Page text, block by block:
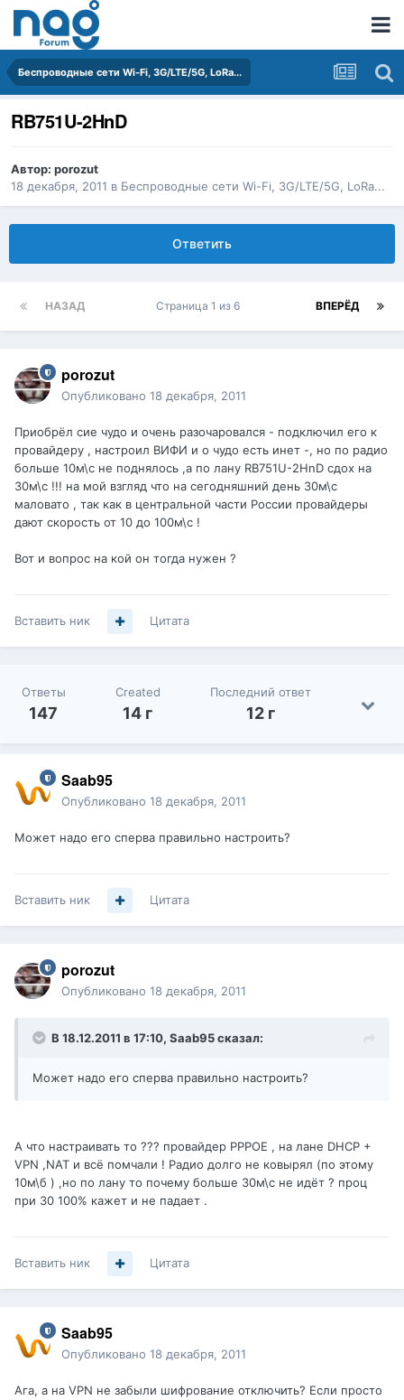
Беспроводные сети Wi-Fi, 3G/LTE/5G, LoRa...
RB751U-2HnD
Автор: porozut
18 декабря, 2011 в Беспроводные сети Wi-Fi, 3G/LTE/5G, LoRa...
Ответить
НАЗАД ВПЕРЁД
Страница 1 из 6
porozut
Опубликовано 18 декабря, 2011
Приобрёл сие чудо и очень разочаровался - подключил его к
провайдеру , настроил ВИФИ и о чудо есть инет -, но по радио
больше 10м\с не поднялось ,а по лану RB751U-2HnD сдох на
30м\с !!! на мой взгляд что на сегодняшний день 30м\с
маловато , так как в центральной части России провайдеры
дают скорость от 10 до 100м\с !
Вот и вопрос на кой он тогда нужен ?
Вставить ник Цитата
Ответы
147
Created
14 г
Последний ответ
12 г
Saab95
Опубликовано 18 декабря, 2011
Может надо его сперва правильно настроить?
Вставить ник Цитата
porozut
Опубликовано 18 декабря, 2011
В 18.12.2011 в 17:10, Saab95 сказал:
Может надо его сперва правильно настроить?
А что настраивать то ??? провайдер PPPOE , на лане DHCP +
VPN ,NAT и всё помчали ! Радио долго не ковырял (по этому
10м\б ) ,но по лану то почему больше 30м\с не идёт ? проц
при 30 100% кажет и не падает .
Вставить ник Цитата
Saab95
Опубликовано 18 декабря, 2011
Ага, а на VPN не забыли шифрование отключить? Если просто